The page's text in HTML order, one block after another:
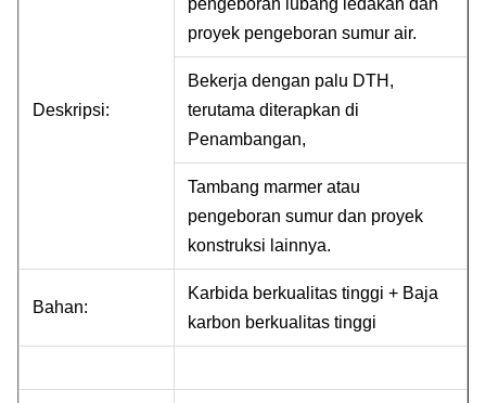
Deskripsi:
pengeboran lubang ledakan dan
proyek pengeboran sumur air.
Bekerja dengan palu DTH,
terutama diterapkan di
Penambangan,
Tambang marmer atau
pengeboran sumur dan proyek
konstruksi lainnya.
Bahan:
Karbida berkualitas tinggi + Baja
karbon berkualitas tinggi